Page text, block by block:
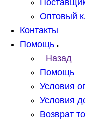
Оптовый
Контакты
Помощь
Назад
Помощь
Условия
Условия
Возврат